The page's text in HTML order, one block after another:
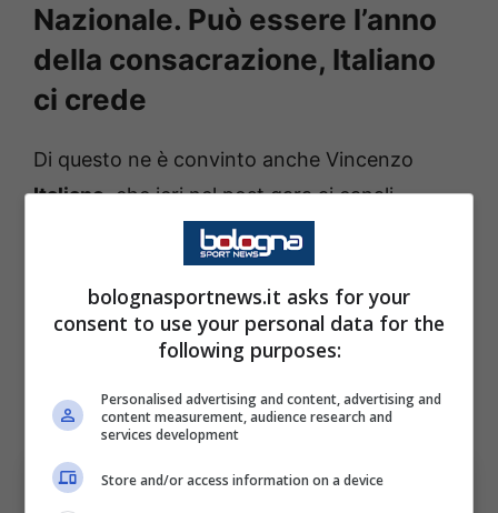
Nazionale. Può essere l’anno
della consacrazione, Italiano
ci crede
Di questo ne è convinto anche Vincenzo
Italiano, che ieri nel post gara ai canali
ufficiali del club, ha evidenziato questo
aspetto, dedicando un pensiero speciale al
proprio esterno, al primo gol in questo
campionato, arrivato per giunta dopo la
Nazionale.
bolognasportnews.it asks for your
consent to use your personal data for the
following purposes:
Personalised advertising and content, advertising and
content measurement, audience research and
services development
Store and/or access information on a device